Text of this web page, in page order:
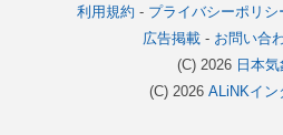
利用規約 - プライバシーポリシ
広告掲載- お問い合
(C) 2026 日本
(C) 2026 ALiNKイン